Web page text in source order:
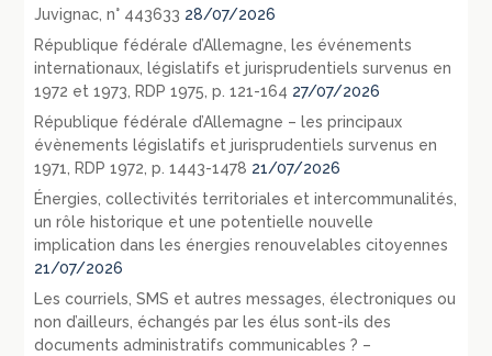
Juvignac, n° 443633 28/07/2026
République fédérale d’Allemagne, les événements
internationaux, législatifs et jurisprudentiels survenus en
1972 et 1973, RDP 1975, p. 121-164 27/07/2026
République fédérale d’Allemagne – les principaux
évènements législatifs et jurisprudentiels survenus en
1971, RDP 1972, p. 1443-1478 21/07/2026
Énergies, collectivités territoriales et intercommunalités,
un rôle historique et une potentielle nouvelle
implication dans les énergies renouvelables citoyennes
21/07/2026
Les courriels, SMS et autres messages, électroniques ou
non d’ailleurs, échangés par les élus sont-ils des
documents administratifs communicables ? –